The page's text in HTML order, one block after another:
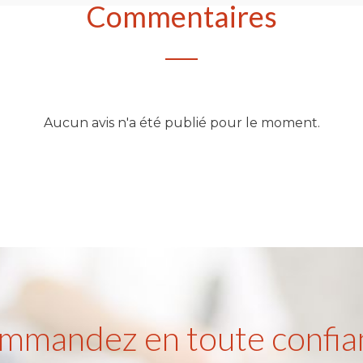
Commentaires
Aucun avis n'a été publié pour le moment.
en toute